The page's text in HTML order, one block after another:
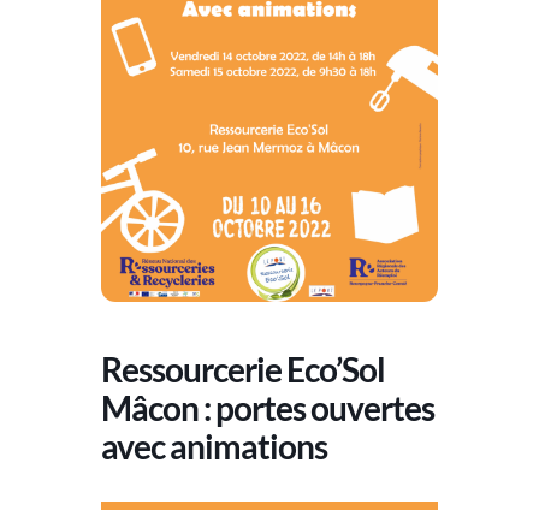
Ressourcerie Eco’Sol
Mâcon : portes ouvertes
avec animations